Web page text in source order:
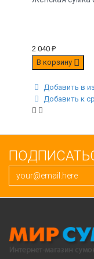
2 040 ₽
В корзину
Добавить в
Добавить к